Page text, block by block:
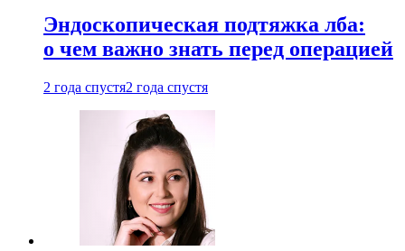
Эндоскопическая подтяжка лба:
о чем важно знать перед операцией
2 года спустя2 года спустя